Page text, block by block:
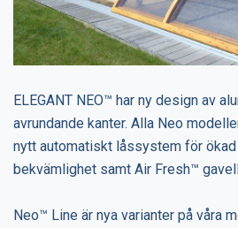
ELEGANT NEO™ har ny design av
avrundande kanter. Alla Neo
nytt automatiskt låssystem för
bekvämlighet samt Air Fresh™
Neo™ Line är nya varianter på våra